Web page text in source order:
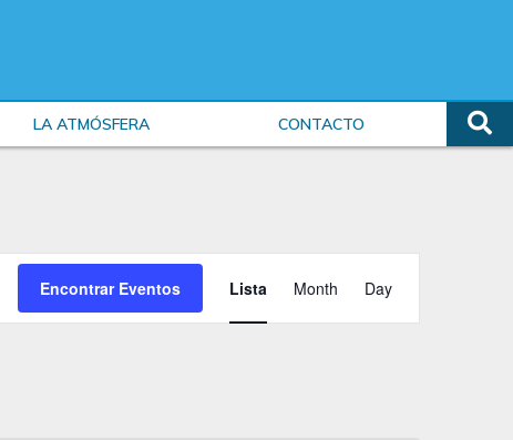
LA ATMÓSFERA CONTACTO
Encontrar Eventos
Vistas
de
Lista Month Day